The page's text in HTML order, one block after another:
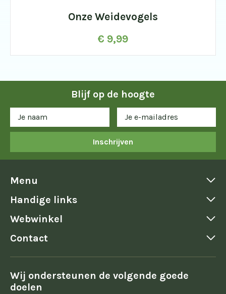
Onze Weidevogels
€ 9,99
Blijf op de hoogte
Inschrijven
Menu
Handige links
Webwinkel
Contact
Wij ondersteunen de volgende goede
doelen